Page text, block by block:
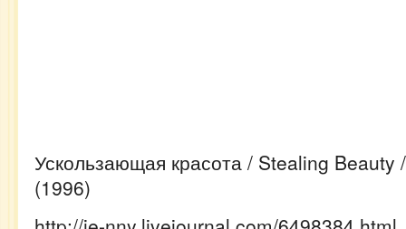
Ускользающая красота / Stealing Beauty
(1996)